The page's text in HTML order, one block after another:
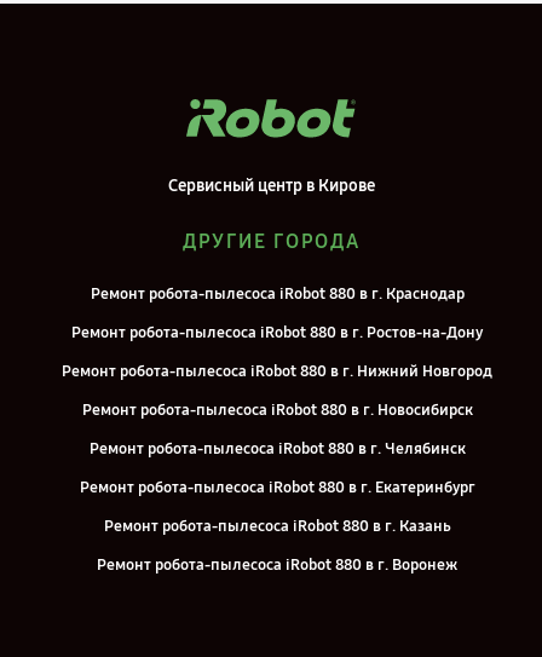
Сервисный центр в Кирове
ДРУГИЕ ГОРОДА
Ремонт робота-пылесоса iRobot 880 в г. Краснодар
Ремонт робота-пылесоса iRobot 880 в г. Ростов-на-Дону
Ремонт робота-пылесоса iRobot 880 в г. Нижний Новгород
Ремонт робота-пылесоса iRobot 880 в г. Новосибирск
Ремонт робота-пылесоса iRobot 880 в г. Челябинск
Ремонт робота-пылесоса iRobot 880 в г. Екатеринбург
Ремонт робота-пылесоса iRobot 880 в г. Казань
Ремонт робота-пылесоса iRobot 880 в г. Воронеж